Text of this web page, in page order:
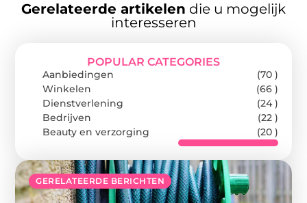
Gerelateerde artikelen die u mogelijk
interesseren
GERELATEERDE BERICHTEN
POPULAR CATEGORIES
Aanbiedingen
(70 )
Winkelen
(66 )
Dienstverlening
(24 )
Bedrijven
(22 )
Beauty en verzorging
(20 )